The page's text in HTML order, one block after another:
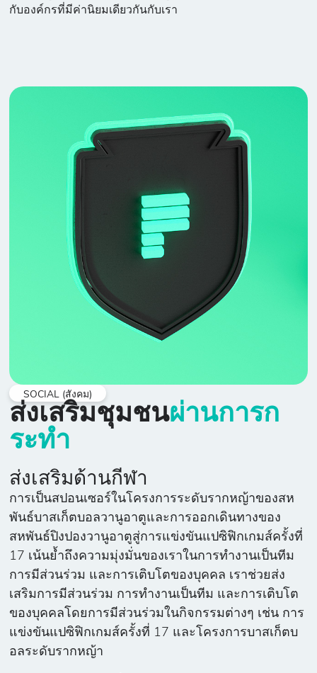
กับองค์กรที่มีค่านิยมเดียวกันกับเรา
SOCIAL (สังคม)
ส่งเสริมชุมชนผ่านการก
ระทำ
ส่งเสริมด้านกีฬา
การเป็นสปอนเซอร์ในโครงการระดับรากหญ้าของสห
พันธ์บาสเก็ตบอลวานูอาตูและการออกเดินทางของ
สหพันธ์ปิงปองวานูอาตูสู่การแข่งขันแปซิฟิกเกมส์ครั้งที่
17 เน้นย้ำถึงความมุ่งมั่นของเราในการทำงานเป็นทีม
การมีส่วนร่วม และการเติบโตของบุคคล เราช่วยส่ง
เสริมการมีส่วนร่วม การทำงานเป็นทีม และการเติบโต
ของบุคคลโดยการมีส่วนร่วมในกิจกรรมต่างๆ เช่น การ
แข่งขันแปซิฟิกเกมส์ครั้งที่ 17 และโครงการบาสเก็ตบ
อลระดับรากหญ้า